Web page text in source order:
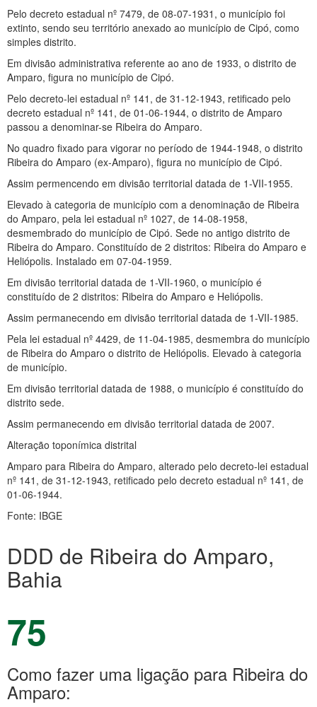
Pelo decreto estadual nº 7479, de 08-07-1931, o município foi
extinto, sendo seu território anexado ao município de Cipó, como
simples distrito.
Em divisão administrativa referente ao ano de 1933, o distrito de
Amparo, figura no município de Cipó.
Pelo decreto-lei estadual nº 141, de 31-12-1943, retificado pelo
decreto estadual nº 141, de 01-06-1944, o distrito de Amparo
passou a denominar-se Ribeira do Amparo.
No quadro fixado para vigorar no período de 1944-1948, o distrito
Ribeira do Amparo (ex-Amparo), figura no município de Cipó.
Assim permencendo em divisão territorial datada de 1-VII-1955.
Elevado à categoria de município com a denominação de Ribeira
do Amparo, pela lei estadual nº 1027, de 14-08-1958,
desmembrado do município de Cipó. Sede no antigo distrito de
Ribeira do Amparo. Constituído de 2 distritos: Ribeira do Amparo e
Heliópolis. Instalado em 07-04-1959.
Em divisão territorial datada de 1-VII-1960, o município é
constituído de 2 distritos: Ribeira do Amparo e Heliópolis.
Assim permanecendo em divisão territorial datada de 1-VII-1985.
Pela lei estadual nº 4429, de 11-04-1985, desmembra do município
de Ribeira do Amparo o distrito de Heliópolis. Elevado à categoria
de município.
Em divisão territorial datada de 1988, o município é constituído do
distrito sede.
Assim permanecendo em divisão territorial datada de 2007.
Alteração toponímica distrital
Amparo para Ribeira do Amparo, alterado pelo decreto-lei estadual
nº 141, de 31-12-1943, retificado pelo decreto estadual nº 141, de
01-06-1944.
Fonte: IBGE
DDD de Ribeira do Amparo,
Bahia
75
Como fazer uma ligação para Ribeira do
Amparo: